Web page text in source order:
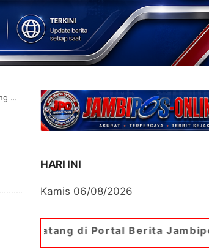
HARI INI
Kamis 06/08/2026
di Portal Berita Jambipos Online.